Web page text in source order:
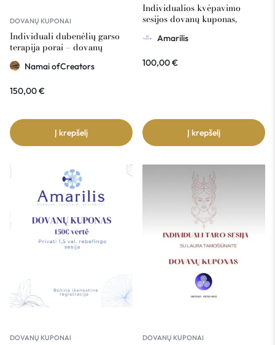
DOVANŲ KUPONAI
Individuali dubenėlių garso
terapija porai – dovanų
kuponas Namai ofCreators
150€ vertė
Namai ofCreators
150,00€
Į krepšelį
Individualios kvėpavimo
sesijos dovanų kuponas,
Amarilis
100,00€
Į krepšelį
DOVANŲ KUPONAI DOVANŲ KUPONAI